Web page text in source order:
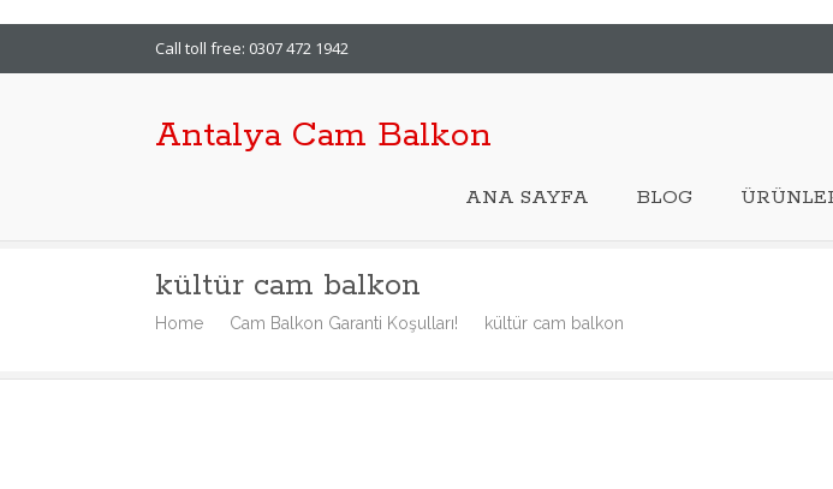
Call toll free: 0307 472 1942
Antalya Cam Balkon
ANA SAYFA BLOG
kültür cam balkon
Home Cam Balkon Garanti Koşulları! kültür cam balkon